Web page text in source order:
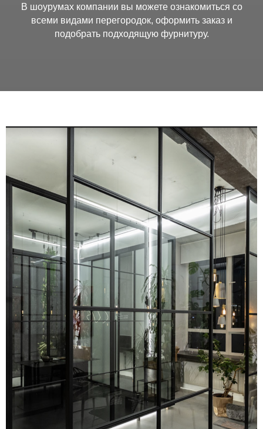
В шоурумах компании вы можете ознакомиться со
всеми видами перегородок, оформить заказ и
подобрать подходящую фурнитуру.